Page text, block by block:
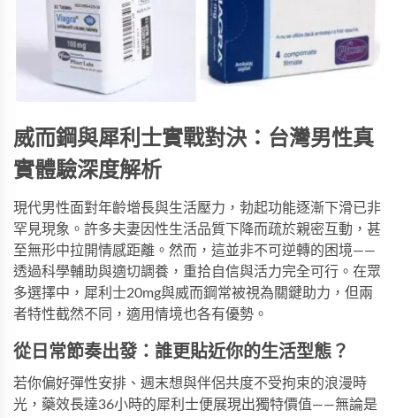
威而鋼與犀利士實戰對決：台灣男性真
實體驗深度解析
現代男性面對年齡增長與生活壓力，勃起功能逐漸下滑已非
罕見現象。許多夫妻因性生活品質下降而疏於親密互動，甚
至無形中拉開情感距離。然而，這並非不可逆轉的困境——
透過科學輔助與適切調養，重拾自信與活力完全可行。在眾
多選擇中， 犀利士20mg與威而鋼常被視為關鍵助力，但兩
者特性截然不同，適用情境也各有優勢。
從日常節奏出發：誰更貼近你的生活型態？
若你偏好彈性安排、週末想與伴侶共度不受拘束的浪漫時
光，藥效長達36小時的犀利士便展現出獨特價值——無論是